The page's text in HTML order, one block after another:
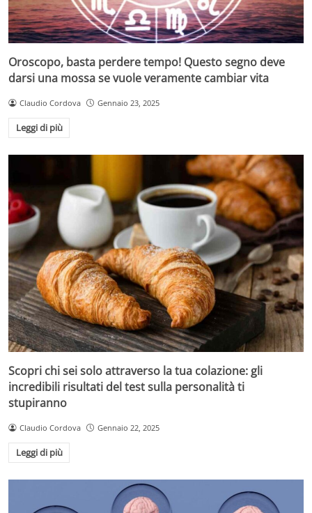
Oroscopo, basta perdere tempo! Questo segno deve
darsi una mossa se vuole veramente cambiar vita
Claudio Cordova Gennaio 23, 2025
Leggi di più
Scopri chi sei solo attraverso la tua colazione: gli
incredibili risultati del test sulla personalità ti
stupiranno
Claudio Cordova Gennaio 22, 2025
Leggi di più